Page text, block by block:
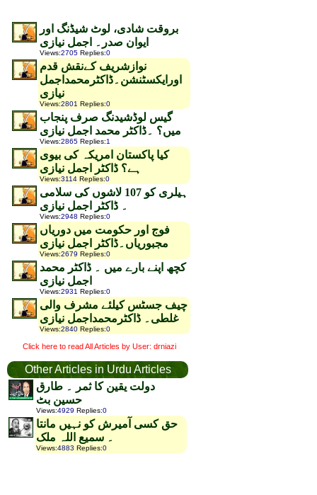
بروقت شادی، لوٹ شیڈنگ اور
ایوان صدر۔ اجمل نیازی
Views:2705 Replies:0
نوازشریف کےنقش قدم
اورایکسٹنشن۔ڈاکٹرمحمداجمل
نیازی
Views:2801 Replies:0
گیس لوڈشیدنگ صرف پنجاب
میں؟ ۔ڈاکٹر محمد اجمل نیازی
Views:2865 Replies:1
کیا پاکستان امریکہ کی بیوی
ہے؟ ڈاکٹر اجمل نیازی
Views:3114 Replies:0
ہیلری کو 107 لاشوں کی سلامی
۔ ڈاکٹر اجمل نیازی
Views:2948 Replies:0
فوج اور حکومت میں دوریاں
مجبوریاں۔ڈاکٹر اجمل نیازی
Views:2679 Replies:0
کچھ اپنے بارے میں ۔ ڈاکٹر محمد
اجمل نیازی
Views:2931 Replies:0
چیف جسٹس کیلئے مشرف والی
غلطی۔ ڈاکٹرمحمداجمل نیازی
Views:2840 Replies:0
Click here to read All Articles by User: drniazi
Other Articles in Urdu Articles
دولت یقین کا ثمر ۔ طارق
حسین بٹ
Views:4929 Replies:0
حق کسی آمیرش کو نہیں مانتا
۔ سمیع اللہ ملک
Views:4883 Replies:0